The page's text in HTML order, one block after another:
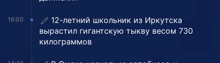
16:00
12-летний школьник из Иркутска
вырастил гигантскую тыкву весом 730
килограммов